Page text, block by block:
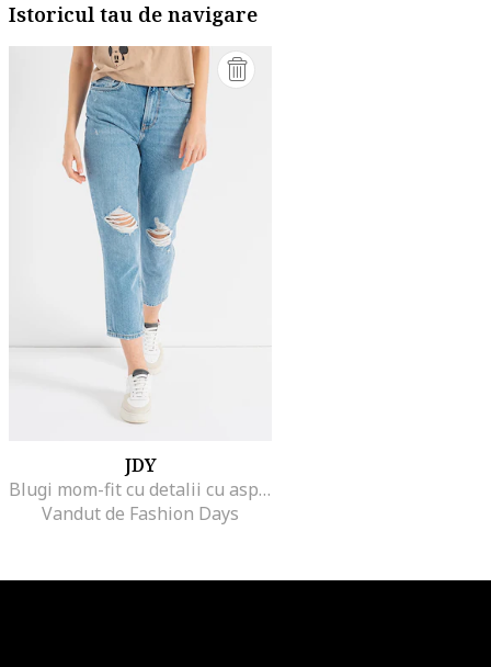
Istoricul tau de navigare
JDY
Blugi mom-fit cu detalii cu aspect deteriorat Miray, Albastru deschis
Vandut de Fashion Days